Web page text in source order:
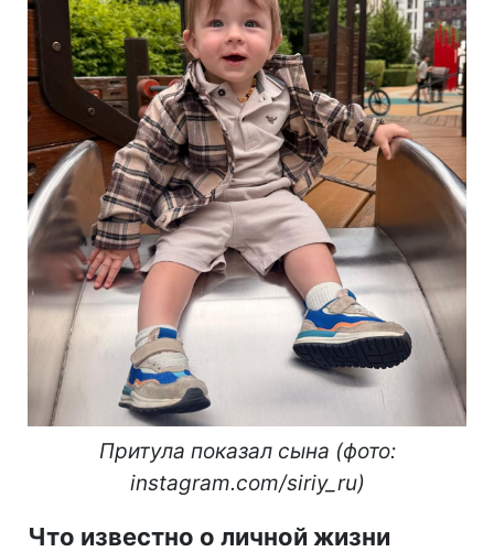
Притула показал сына (фото:
instagram.com/siriy_ru)
Что известно о личной жизни